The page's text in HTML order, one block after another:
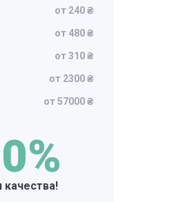
от 240 ₴
от 480 ₴
от 310 ₴
от 2300 ₴
от 57000 ₴
качества!